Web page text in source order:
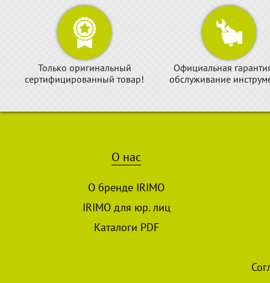
Только оригинальный
сертифицированный товар!
Официальная
обслуживание
О нас
О бренде IRIMO
IRIMO для юр. лиц
Каталоги PDF